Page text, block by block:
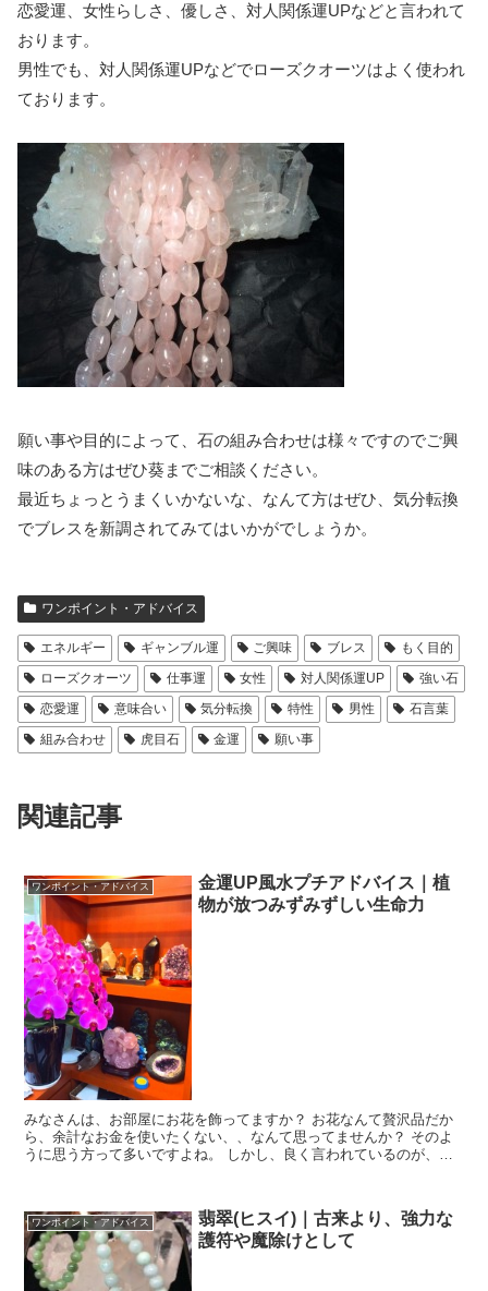
恋愛運、女性らしさ、優しさ、対人関係運UPなどと言われて
おります。
男性でも、対人関係運UPなどでローズクオーツはよく使われ
ております。
願い事や目的によって、石の組み合わせは様々ですのでご興
味のある方はぜひ葵までご相談ください。
最近ちょっとうまくいかないな、なんて方はぜひ、気分転換
でブレスを新調されてみてはいかがでしょうか。
ワンポイント・アドバイス
エネルギー ギャンブル運 ご興味 ブレス
もく目的
ローズクオーツ
仕事運 女性 対人関係運UP
強い石
恋愛運
意味合い 気分転換 特性 男性
石言葉
組み合わせ
虎目石 金運 願い事
関連記事
ワンポイント・アドバイス
金運UP風水プチアドバイス｜植
物が放つみずみずしい生命力
みなさんは、お部屋にお花を飾ってますか？ お花なんて贅沢品だか
ら、余計なお金を使いたくない、、なんて思ってませんか？ そのよ
うに思う方って多いですよね。 しかし、良く言われているのが、お
ワンポイント・アドバイス
翡翠(ヒスイ)｜古来より、強力な
護符や魔除けとして